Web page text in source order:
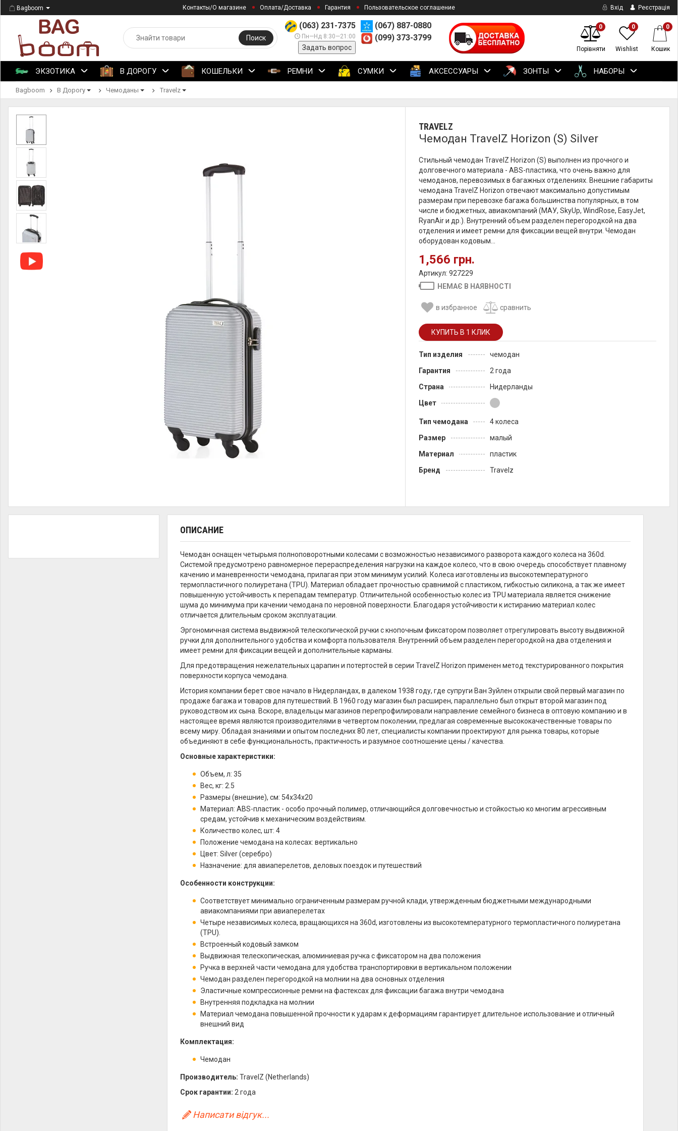
Bagboom Контакты/О магазине Оплата/Доставка Гарантия Пользовательское соглашение Вхід Реєстрація
(063) 231-7375
Пн—Нд 8:30—21:00
Задать вопрос
(067) 887-0880
(099) 373-3799
Поиск
0
Порівняти
0
Wishlist
0
Кошик
ЭКЗОТИКА В ДОРОГУ КОШЕЛЬКИ РЕМНИ СУМКИ АКСЕССУАРЫ ЗОНТЫ НАБОРЫ
Bagboom В Дорогу Чемоданы Travelz
TRAVELZ
Чемодан TravelZ Horizon (S) Silver
Стильный чемодан TravelZ Horizon (S) выполнен из прочного и
долговечного материала - ABS-пластика, что очень важно для
чемоданов, перевозимых в багажных отделениях. Внешние габариты
чемодана TravelZ Horizon отвечают максимально допустимым
размерам при перевозке багажа большинства популярных, в том
числе и бюджетных, авиакомпаний (МАУ, SkyUp, WindRose, EasyJet,
RyanAir и др.). Внутренний объем разделен перегородкой на два
отделения и имеет ремни для фиксации вещей внутри. Чемодан
оборудован кодовым...
1,566 грн.
Артикул: 927229
НЕМАЄ В НАЯВНОСТІ
в избранное сравнить
Тип изделия
чемодан
Гарантия
2 года
Страна
Нидерланды
Цвет
Тип чемодана
4 колеса
Размер
малый
Материал
пластик
Бренд
Travelz
ОПИСАНИЕ
Чемодан оснащен четырьмя полноповоротными колесами с возможностью независимого разворота каждого колеса на 360d.
Системой предусмотрено равномерное перераспределения нагрузки на каждое колесо, что в свою очередь способствует плавному
качению и маневренности чемодана, прилагая при этом минимум усилий. Колеса изготовлены из высокотемпературного
термопластичного полиуретана (TPU). Материал обладает прочностью сравнимой с пластиком, гибкостью силикона, а так же имеет
повышенную устойчивость к перепадам температур. Отличительной особенностью колес из TPU материала является снижение
шума до минимума при качении чемодана по неровной поверхности. Благодаря устойчивости к истиранию материал колес
отличается длительным сроком эксплуатации.
Эргономичная система выдвижной телескопической ручки с кнопочным фиксатором позволяет отрегулировать высоту выдвижной
ручки для дополнительного удобства и комфорта пользователя. Внутренний объем разделен перегородкой на два отделения и
имеет ремни для фиксации вещей и дополнительные карманы.
Для предотвращения нежелательных царапин и потертостей в серии TravelZ Horizon применен метод текстурированного покрытия
поверхности корпуса чемодана.
История компании берет свое начало в Нидерландах, в далеком 1938 году, где супруги Ван Зуйлен открыли свой первый магазин по
продаже багажа и товаров для путешествий. В 1960 году магазин был расширен, параллельно был открыт второй магазин под
руководством их сына. Вскоре, владельцы магазинов перепрофилировали направление семейного бизнеса в оптовую компанию и в
настоящее время являются производителями в четвертом поколении, предлагая современные высококачественные товары по
всему миру. Обладая знаниями и опытом последних 80 лет, специалисты компании проектируют для рынка товары, которые
объединяют в себе функциональность, практичность и разумное соотношение цены / качества.
Основные характеристики:
Объем, л: 35
Вес, кг: 2.5
Размеры (внешние), см: 54x34x20
Материал: ABS-пластик - особо прочный полимер, отличающийся долговечностью и стойкостью ко многим агрессивным
средам, устойчив к механическим воздействиям.
Количество колес, шт: 4
Положение чемодана на колесах: вертикально
Цвет: Silver (серебро)
Назначение: для авиаперелетов, деловых поездок и путешествий
Особенности конструкции:
Соответствует минимально ограниченным размерам ручной клади, утвержденным бюджетными международными
авиакомпаниями при авиаперелетах
Четыре независимых колеса, вращающихся на 360d, изготовлены из высокотемпературного термопластичного полиуретана
(TPU).
Встроенный кодовый замком
Выдвижная телескопическая, алюминиевая ручка с фиксатором на два положения
Ручка в верхней части чемодана для удобства транспортировки в вертикальном положении
Чемодан разделен перегородкой на молнии на два основных отделения
Эластичные компрессионные ремни на фастексах для фиксации багажа внутри чемодана
Внутренняя подкладка на молнии
Материал чемодана повышенной прочности к ударам к деформациям гарантирует длительное использование и отличный
внешний вид
Комплектация:
Чемодан
Производитель: TravelZ (Netherlands)
Срок гарантии: 2 года
Написати відгук...